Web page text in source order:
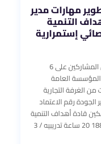
مهارات مدير
التنمية
إستمرارية
مميزات الاستثمار بالبرنامج [حصول المشاركين على 6
المؤسسة العامة
والمهني 3 شهادات من الغرفة التجارية
الجودة رقم الاعتماد
5 ايام • تمكين قادة أهداف التنمية
المستدامة رقم الاعتماد 188251594 20 ساعة تدريبيه / 3